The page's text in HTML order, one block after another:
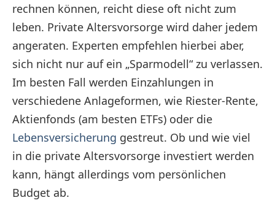
rechnen können, reicht diese oft nicht zum
leben. Private Altersvorsorge wird daher jedem
angeraten. Experten empfehlen hierbei aber,
sich nicht nur auf ein „Sparmodell“ zu verlassen.
Im besten Fall werden Einzahlungen in
verschiedene Anlageformen, wie Riester-Rente,
Aktienfonds (am besten ETFs) oder die
Lebensversicherung gestreut. Ob und wie viel
in die private Altersvorsorge investiert werden
kann, hängt allerdings vom persönlichen
Budget ab.